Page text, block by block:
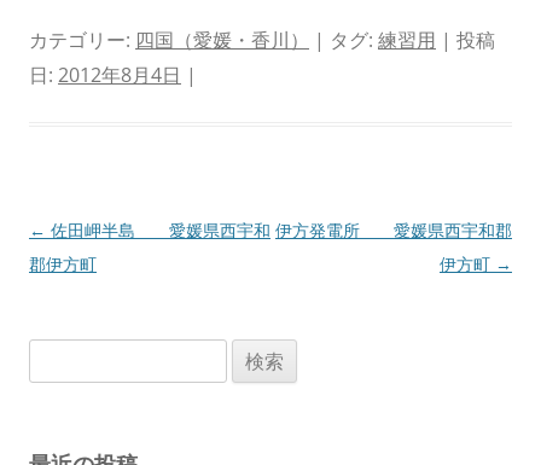
カテゴリー: 四国（愛媛・香川） | タグ: 練習用 | 投稿
日: 2012年8月4日 |
投
稿
← 佐田岬半島 愛媛県西宇和
郡伊方町
伊方発電所 愛媛県西宇和郡
伊方町 →
索: